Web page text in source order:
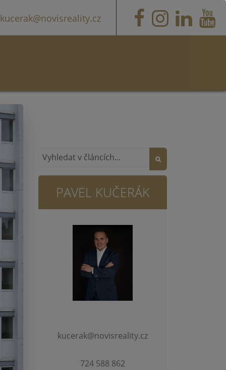
kucerak@novisreality.cz
PAVEL KUČERÁK
kucerak@novisreality.cz
724 588 862